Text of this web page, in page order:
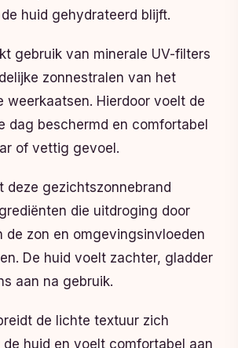
huid gehydrateerd blijft.
gebruik van minerale UV-filters
zonnestralen van het
weerkaatsen. Hierdoor voelt de
dag beschermd en comfortabel
of vettig gevoel.
deze gezichtszonnebrand
die uitdroging door
de zon en omgevingsinvloeden
De huid voelt zachter, gladder
aan na gebruik.
de lichte textuur zich
huid en voelt comfortabel aan